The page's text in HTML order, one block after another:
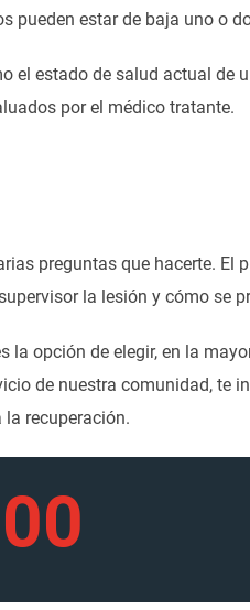
pueden estar de baja uno o
el estado de salud actual de
por el médico tratante.
preguntas que hacerte. El
la lesión y cómo se
opción de elegir, en la
de nuestra comunidad, te
recuperación.